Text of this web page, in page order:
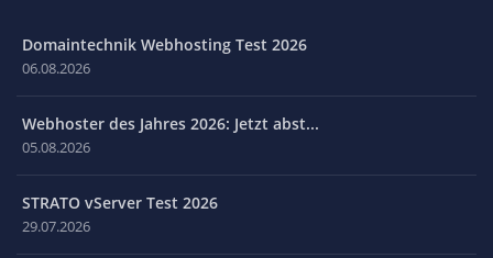
Domaintechnik Webhosting Test 2026
06.08.2026
Webhoster des Jahres 2026: Jetzt abst...
05.08.2026
STRATO vServer Test 2026
29.07.2026